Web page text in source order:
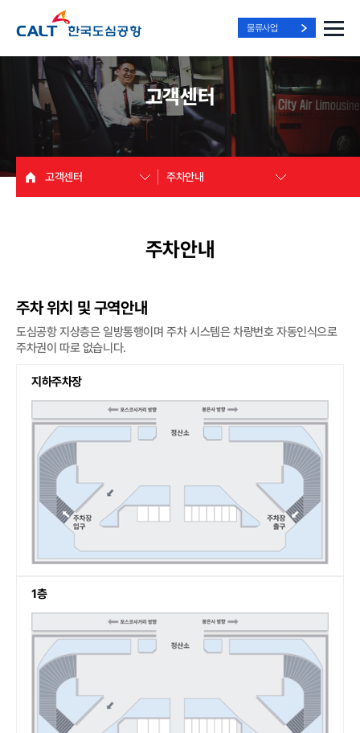
물류사업
고객센터
고객센터 주차안내
주차안내
주차 위치 및 구역안내
도심공항 지상층은 일방통행이며 주차 시스템은 차량번호 자동인식으로
주차권이 따로 없습니다.
지하주차장
1층